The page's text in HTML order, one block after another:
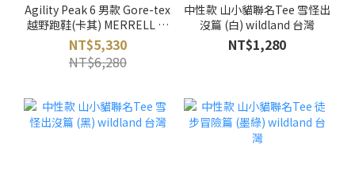
Agility Peak 6 男款 Gore-tex
越野跑鞋(卡其) MERRELL 美
國
NT$5,330
NT$6,280
中性款 山小貓聯名Tee 雪怪出
沒篇 (白) wildland 台灣
NT$1,280